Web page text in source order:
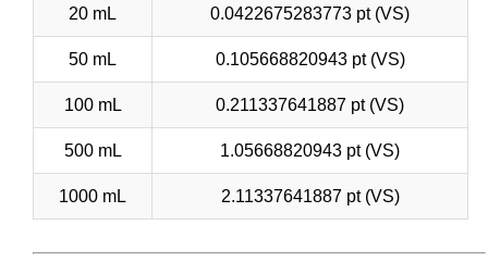
20 mL 0.0422675283773 pt (VS)
50 mL 0.105668820943 pt (VS)
100 mL 0.211337641887 pt (VS)
500 mL 1.05668820943 pt (VS)
1000 mL 2.11337641887 pt (VS)